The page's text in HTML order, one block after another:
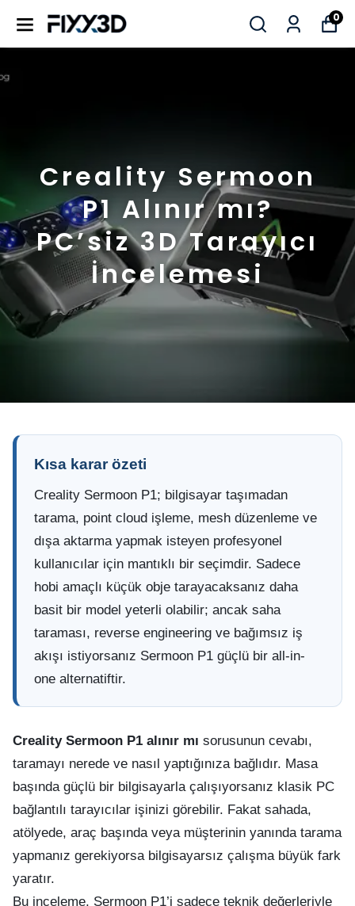
0
Creality Sermoon
P1 Alınır mı?
PC’siz 3D Tarayıcı
İncelemesi
Kısa karar özeti
Creality Sermoon P1; bilgisayar taşımadan
tarama, point cloud işleme, mesh düzenleme ve
dışa aktarma yapmak isteyen profesyonel
kullanıcılar için mantıklı bir seçimdir. Sadece
hobi amaçlı küçük obje tarayacaksanız daha
basit bir model yeterli olabilir; ancak saha
taraması, reverse engineering ve bağımsız iş
akışı istiyorsanız Sermoon P1 güçlü bir all-in-
one alternatiftir.
Creality Sermoon P1 alınır mı sorusunun cevabı,
taramayı nerede ve nasıl yaptığınıza bağlıdır. Masa
başında güçlü bir bilgisayarla çalışıyorsanız klasik PC
bağlantılı tarayıcılar işinizi görebilir. Fakat sahada,
atölyede, araç başında veya müşterinin yanında tarama
yapmanız gerekiyorsa bilgisayarsız çalışma büyük fark
yaratır.
Bu inceleme, Sermoon P1’i sadece teknik değerleriyle